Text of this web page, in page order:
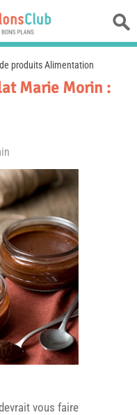
produits Alimentation
Marie Morin :
vous faire